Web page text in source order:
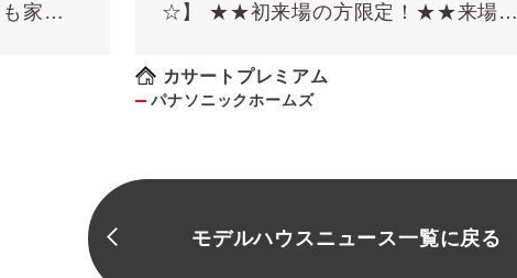
家じ
☆】 ★★初来場の方限定！★★来場予
ス！！(条件があります）
カサートプレミアム
パナソニックホームズ
モデルハウスニュース一覧に戻る